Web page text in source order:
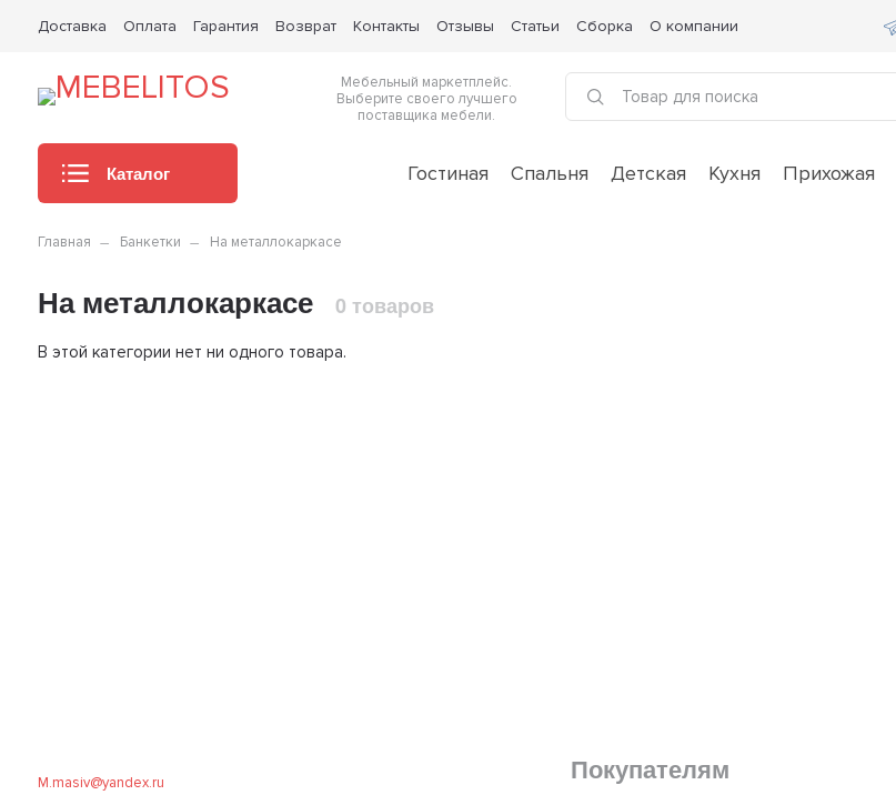
Доставка Оплата Гарантия Возврат Контакты Отзывы Статьи Сборка О компании
Мебельный маркетплейс.
Выберите своего лучшего
поставщика мебели.
Каталог Гостиная Спальня Детская Кухня Прихожая
Главная Банкетки На металлокаркасе
На металлокаркасе 0 товаров
В этой категории нет ни одного товара.
M.masiv@yandex.ru
Покупателям